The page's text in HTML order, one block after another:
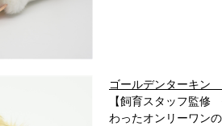
ゴールデンターキン
【飼育スタッフ監
わったオンリーワンの